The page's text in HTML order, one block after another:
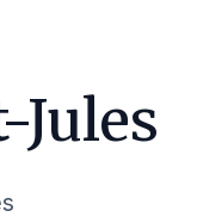
Jules